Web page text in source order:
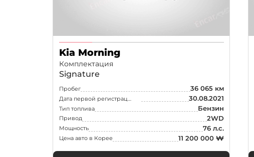
Porsche
Rolls-Royce
Smart
Suzuki
Tesla
Toyota
Kia Morning
Комплектация
Signature
Пробег 36 065 км
30.08.2021
Тип топлива Бензин
Привод 2WD
Мощность 76 л.с.
Цена авто в Корее 11 200 000 ₩